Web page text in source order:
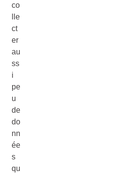
co
lle
ct
er
au
ss
i
pe
u
de
do
nn
ée
s
qu